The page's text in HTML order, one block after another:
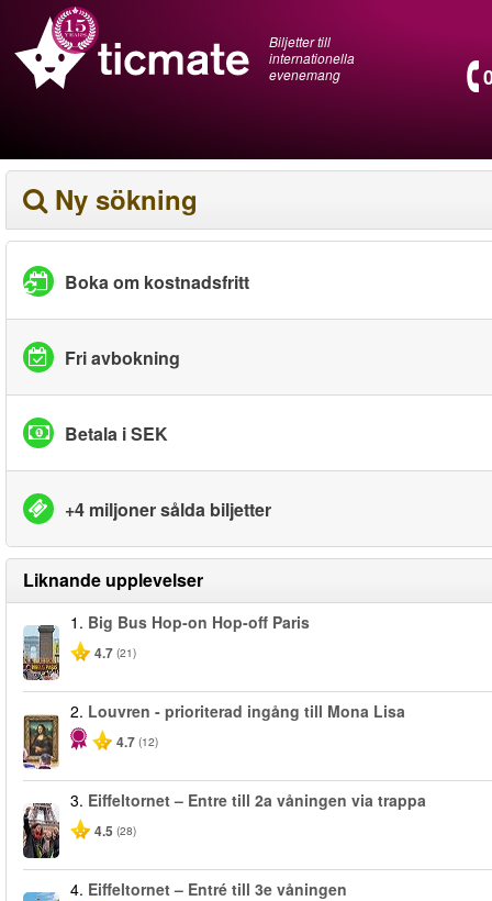
Biljetter till
internationella
evenemang
Ny sökning
Boka om kostnadsfritt
Fri avbokning
Betala i SEK
+4 miljoner sålda biljetter
Liknande upplevelser
1. Big Bus Hop-on Hop-off Paris
4.7 (21)
2. Louvren - prioriterad ingång till Mona Lisa
4.7 (12)
3. Eiffeltornet – Entre till 2a våningen via trappa
4.5 (28)
4. Eiffeltornet – Entré till 3e våningen